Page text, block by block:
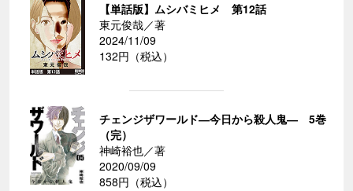
【単話版】ムシバミヒメ 第12話
東元俊哉／著
2024/11/09
132円（税込）
チェンジザワールド―今日から殺人鬼― 5巻
（完）
神崎裕也／著
2020/09/09
858円（税込）